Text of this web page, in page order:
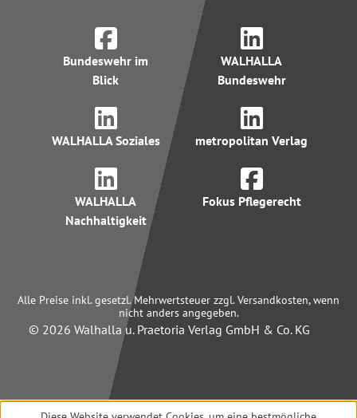
Bundeswehr im
Blick
WALHALLA
Bundeswehr
WALHALLA Soziales metropolitan Verlag
WALHALLA
Nachhaltigkeit
Fokus Pflegerecht
Alle Preise inkl. gesetzl. Mehrwertsteuer zzgl. Versandkosten, wenn
nicht anders angegeben.
© 2026 Walhalla u. Praetoria Verlag GmbH & Co. KG